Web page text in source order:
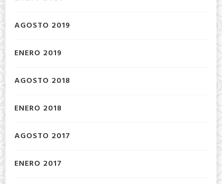
AGOSTO 2019
ENERO 2019
AGOSTO 2018
ENERO 2018
AGOSTO 2017
ENERO 2017